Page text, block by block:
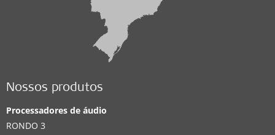
Nossos produtos
Processadores de áudio
RONDO 3